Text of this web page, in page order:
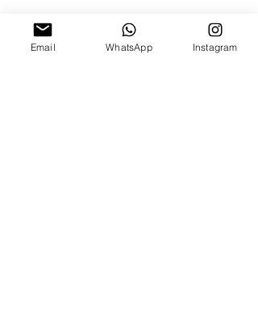
Email WhatsApp Instagram